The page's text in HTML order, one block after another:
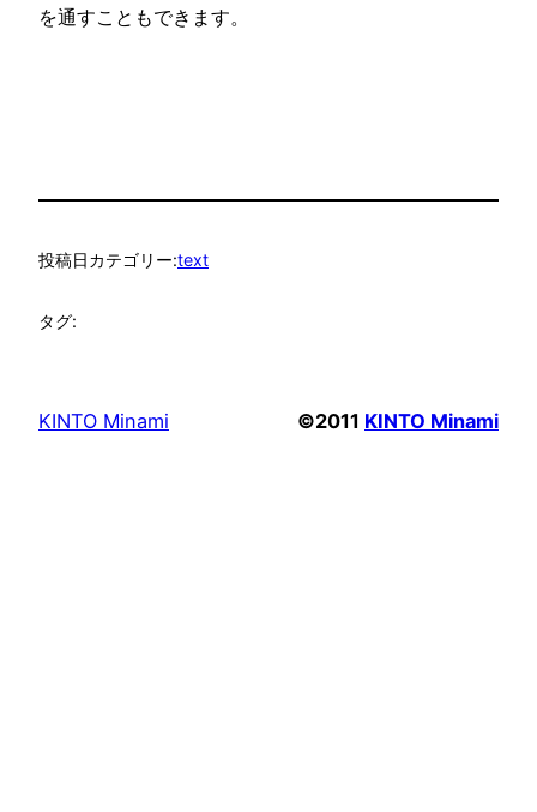
を通すこともできます。
投稿日カテゴリー:text
タグ:
KINTO Minami ©2011 KINTO Minami